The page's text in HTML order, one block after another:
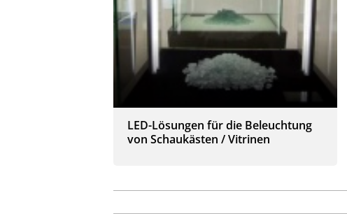
LED-Lösungen für die Beleuchtung
von Schaukästen / Vitrinen